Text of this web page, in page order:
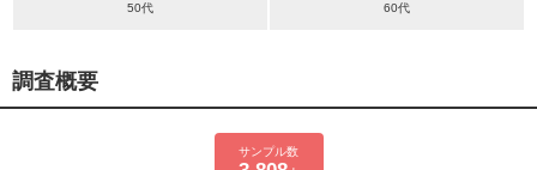
50代 60代
調査概要
サンプル数